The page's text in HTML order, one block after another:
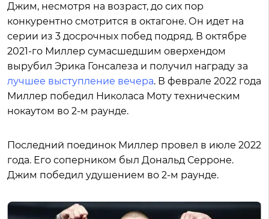
Джим, несмотря на возраст, до сих пор
конкурентно смотрится в октагоне. Он идет на
серии из 3 досрочных побед подряд. В октябре
2021-го Миллер сумасшедшим оверхендом
вырубил Эрика Гонсалеза и получил награду за
лучшее выступление вечера. В феврале 2022 года
Миллер победил Николаса Моту техническим
нокаутом во 2-м раунде.
Последний поединок Миллер провел в июле 2022
года. Его соперником был Дональд Серроне.
Джим победил удушением во 2-м раунде.